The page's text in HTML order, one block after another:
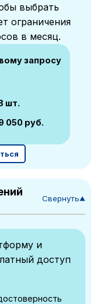
выбрать
ограничения
в месяц.
запросу
шт.
050 руб.
Свернуть▼
и
доступ